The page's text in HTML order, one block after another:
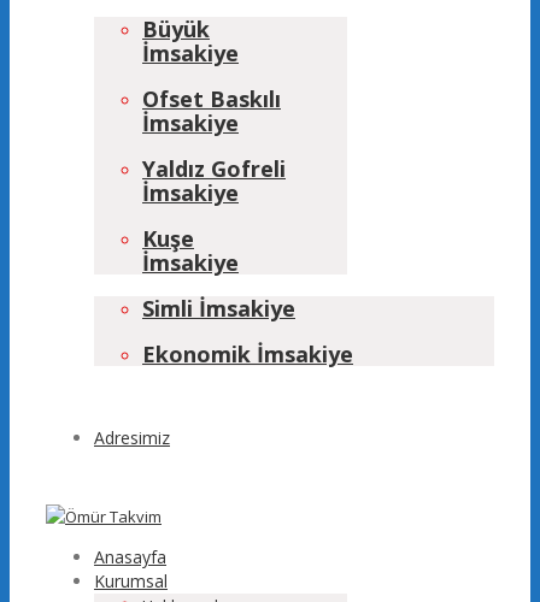
Büyük
İmsakiye
Ofset Baskılı
İmsakiye
Yaldız Gofreli
İmsakiye
Kuşe
İmsakiye
Simli İmsakiye
Ekonomik İmsakiye
Adresimiz
Anasayfa
Kurumsal